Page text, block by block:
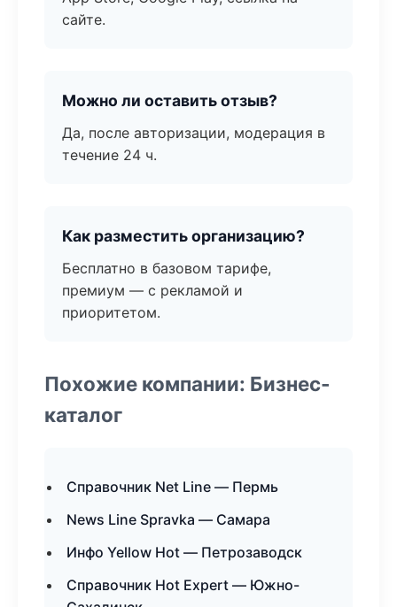
сайте.
Можно ли оставить отзыв?
Да, после авторизации, модерация в
течение 24 ч.
Как разместить организацию?
Бесплатно в базовом тарифе,
премиум — с рекламой и
приоритетом.
Похожие компании: Бизнес-
каталог
Справочник Net Line — Пермь
News Line Spravka — Самара
Инфо Yellow Hot — Петрозаводск
Справочник Hot Expert — Южно-